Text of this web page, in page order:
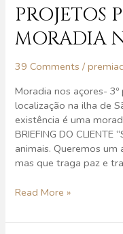
PROJETOS
MORADIA
39 Comments /
Moradia nos açores- 3º
localização na ilha de
existência é uma
BRIEFING DO
animais. Queremos
mas que traga paz e
Moradia
nos
Açores
Read More »